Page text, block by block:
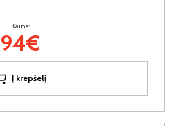
Kaina:
94€
Į krepšelį